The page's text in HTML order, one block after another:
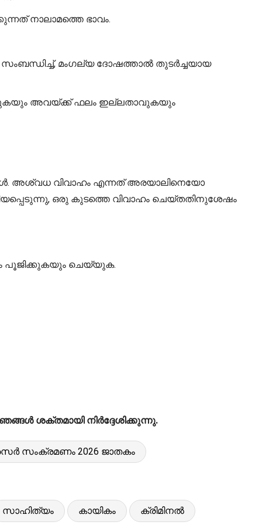
നാലാമത്തെ ഭാവം.
മംഗല്യ ദോഷത്താൽ തുടർച്ചയായ
അവയ്ക്ക് ഫലം ഇല്ലതാവുകയും
അശ്വധ വിവാഹം എന്നത് അരയാലിനെയോ
ഒരു കുടത്തെ വിവാഹം ചെയ്തതിനുശേഷം
പൂജിക്കുകയും ചെയ്യുക.
ശക്തമായി നിർദ്ദേശിക്കുന്നു.
സംക്രമണം 2026 ജാതകം
സാഹിത്യം കായികം ക്രിമിനൽ